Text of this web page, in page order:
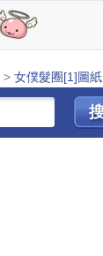
> 女僕髮圈[1]圖紙